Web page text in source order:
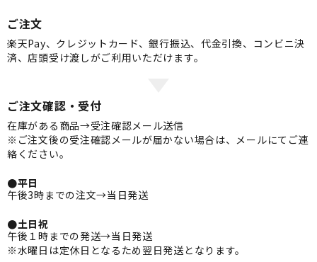
ご注文
楽天Pay、クレジットカード、銀行振込、代金引換、コンビニ決
済、店頭受け渡しがご利用いただけます。
ご注文確認・受付
在庫がある商品→受注確認メール送信
※ご注文後の受注確認メールが届かない場合は、メールにてご連
絡ください。
●平日
午後3時までの注文→当日発送
●土日祝
午後１時までの発送→当日発送
※水曜日は定休日となるため翌日発送となります。